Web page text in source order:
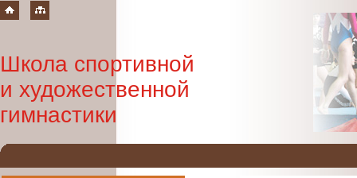
Школа спортивной
и художественной
гимнастики